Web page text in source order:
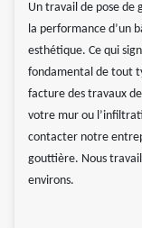
Un travail de pose de
la performance d’un
esthétique. Ce qui
fondamental de tout
facture des travaux
votre mur ou
contacter notre
gouttière. Nous
environs.